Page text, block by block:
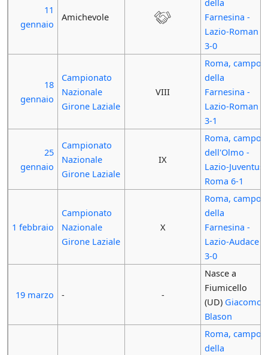
11
gennaio
Amichevole
della
Farnesina -
Lazio-Roman
3-0
18
gennaio
Campionato
Nazionale
Girone Laziale
VIII
Roma, campo
della
Farnesina -
Lazio-Roman
3-1
25
gennaio
Campionato
Nazionale
Girone Laziale
IX
Roma, campo
dell'Olmo -
Lazio-Juventus
Roma 6-1
1 febbraio
Campionato
Nazionale
Girone Laziale
X
Roma, campo
della
Farnesina -
Lazio-Audace
3-0
19 marzo - -
Nasce a
Fiumicello
(UD) Giacomo
Blason
Roma, campo
della